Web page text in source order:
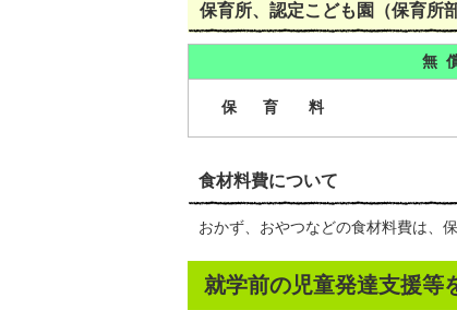
保育所、認定こども園（保育所
無
保 育 料
食材料費について
おかず、おやつなどの食材料費は、
就学前の児童発達支援等